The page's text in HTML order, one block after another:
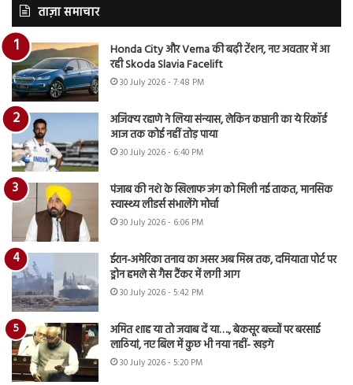
ताज़ा समाचार
Honda City और Verna की बढ़ी टेंशन, नए अवतार में आ
रही Skoda Slavia Facelift
30 July 2026 - 7:48 PM
अजिंक्य रहाणे ने लिया संन्यास, लेकिन कप्तानी का ये रिकॉर्ड
आज तक कोई नहीं तोड़ पाया
30 July 2026 - 6:40 PM
पंजाब की नशे के खिलाफ जंग को मिली नई ताकत, मानसिक
स्वास्थ्य लीडर्स संभालेंगे मोर्चा
30 July 2026 - 6:06 PM
ईरान-अमेरिका तनाव का असर अब मिस्र तक, दमियाता पोर्ट पर
ड्रोन हमले से गैस टैंकर में लगी आग
30 July 2026 - 5:42 PM
अमित शाह या तो जवाब दें या…., बेकसूर बच्चों पर बरसाई
लाठियां, नए बिल में कुछ भी नया नहीं- खड़गे
30 July 2026 - 5:20 PM